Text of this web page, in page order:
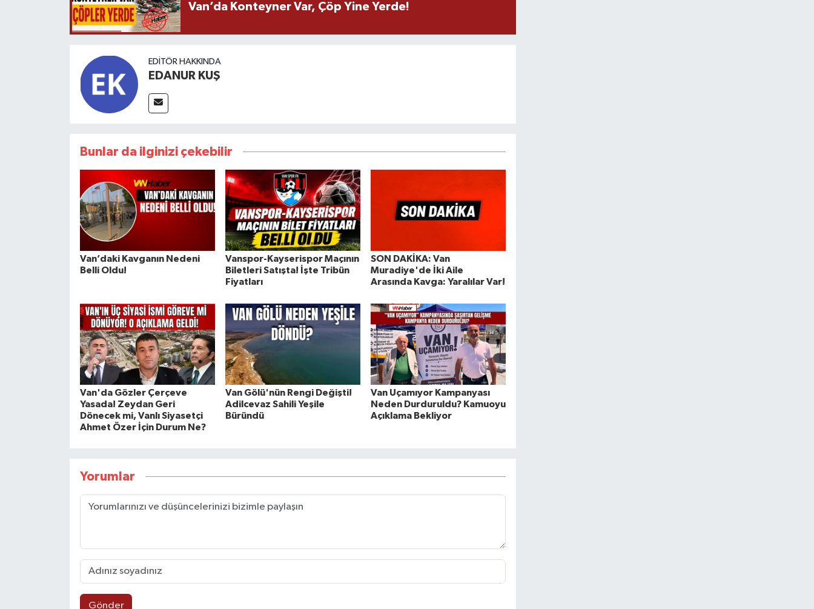
Van’da Konteyner Var, Çöp Yine Yerde!
EDITÖR HAKKINDA
EDANUR KUŞ
Bunlar da ilginizi çekebilir
Van’daki Kavganın Nedeni
Belli Oldu!
Vanspor-Kayserispor Maçının
Biletleri Satışta! İşte Tribün
Fiyatları
SON DAKİKA: Van
Muradiye'de İki Aile
Arasında Kavga: Yaralılar Var!
Van'da Gözler Çerçeve
Yasada! Zeydan Geri
Dönecek mi, Vanlı Siyasetçi
Ahmet Özer İçin Durum Ne?
Van Gölü'nün Rengi Değişti!
Adilcevaz Sahili Yeşile
Büründü
Van Uçamıyor Kampanyası
Neden Durduruldu? Kamuoyu
Açıklama Bekliyor
Yorumlar
Gönder